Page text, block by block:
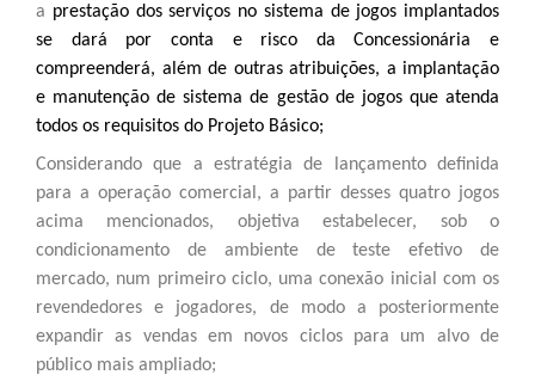
a prestação dos serviços no sistema de jogos implantados
se dará por conta e risco da Concessionária e
compreenderá, além de outras atribuições, a implantação
e manutenção de sistema de gestão de jogos que atenda
todos os requisitos do Projeto Básico;
Considerando que a estratégia de lançamento definida
para a operação comercial, a partir desses quatro jogos
acima mencionados, objetiva estabelecer, sob o
condicionamento de ambiente de teste efetivo de
mercado, num primeiro ciclo, uma conexão inicial com os
revendedores e jogadores, de modo a posteriormente
expandir as vendas em novos ciclos para um alvo de
público mais ampliado;